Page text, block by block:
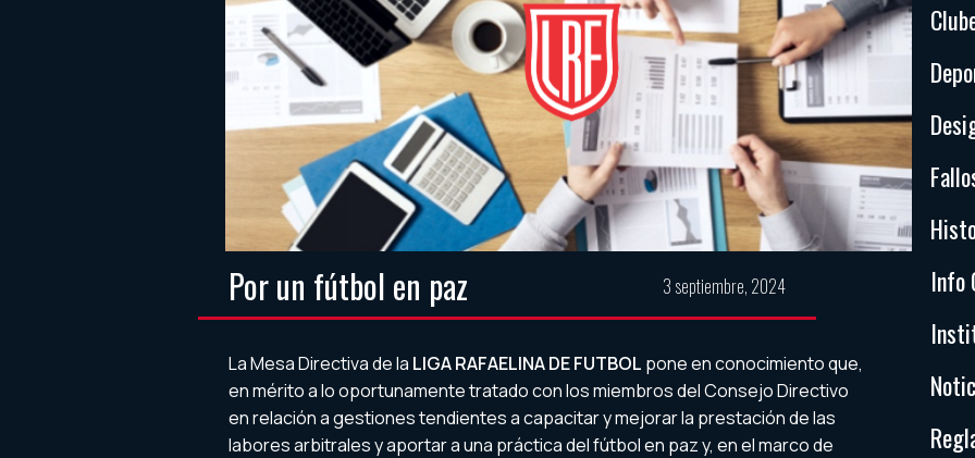
Por un fútbol en paz 3 septiembre, 2024
La Mesa Directiva de la LIGA RAFAELINA DE FUTBOL pone en conocimiento que,
en mérito a lo oportunamente tratado con los miembros del Consejo Directivo
en relación a gestiones tendientes a capacitar y mejorar la prestación de las
labores arbitrales y aportar a una práctica del fútbol en paz y, en el marco de
Info